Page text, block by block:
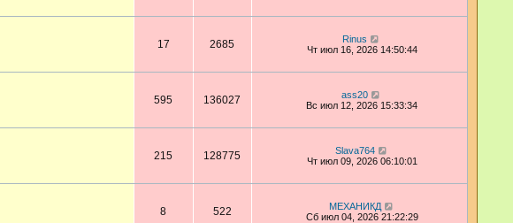
17 2685
Rinus
Чт июл 16, 2026 14:50:44
595 136027
ass20
Вс июл 12, 2026 15:33:34
215 128775
Slava764
Чт июл 09, 2026 06:10:01
8 522
МЕХАНИКД
Сб июл 04, 2026 21:22:29